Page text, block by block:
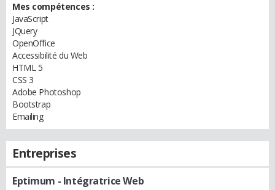
Mes compétences :
JavaScript
JQuery
OpenOffice
Accessibilité du Web
HTML 5
CSS 3
Adobe Photoshop
Bootstrap
Emailing
Entreprises
Eptimum - Intégratrice Web